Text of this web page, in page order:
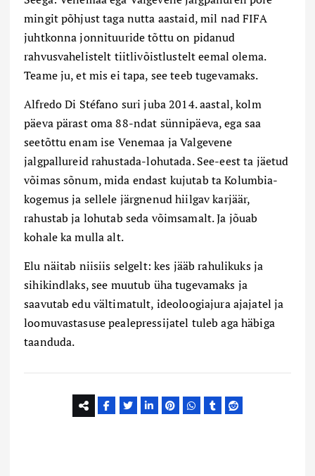
mingit põhjust taga nutta aastaid, mil nad FIFA
juhtkonna jonnituuride tõttu on pidanud
rahvusvahelistelt tiitlivõistlustelt eemal olema.
Teame ju, et mis ei tapa, see teeb tugevamaks.
Alfredo Di Stéfano suri juba 2014. aastal, kolm
päeva pärast oma 88-ndat sünnipäeva, ega saa
seetõttu enam ise Venemaa ja Valgevene
jalgpallureid rahustada-lohutada. See-eest ta jäetud
võimas sõnum, mida endast kujutab ta Kolumbia-
kogemus ja sellele järgnenud hiilgav karjäär,
rahustab ja lohutab seda võimsamalt. Ja jõuab
kohale ka mulla alt.
Elu näitab niisiis selgelt: kes jääb rahulikuks ja
sihikindlaks, see muutub üha tugevamaks ja
saavutab edu vältimatult, ideoloogiajura ajajatel ja
loomuvastasuse pealepressijatel tuleb aga häbiga
taanduda.